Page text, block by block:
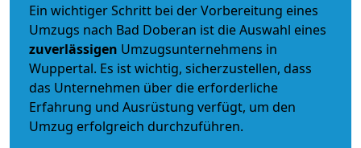
Ein wichtiger Schritt bei der Vorbereitung eines
Umzugs nach Bad Doberan ist die Auswahl eines
zuverlässigen Umzugsunternehmens in
Wuppertal. Es ist wichtig, sicherzustellen, dass
das Unternehmen über die erforderliche
Erfahrung und Ausrüstung verfügt, um den
Umzug erfolgreich durchzuführen.